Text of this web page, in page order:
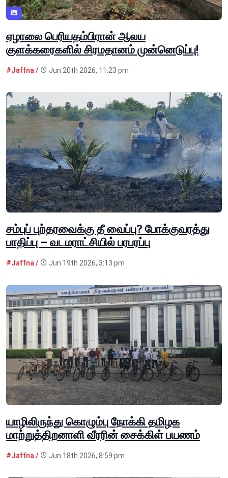
ஏழாலை பெரியதம்பிரான் ஆலய
குளக்கரைகளில் சிரமதானம் முன்னெடுப்பு!
#Jaffna / Jun 20th 2026, 11:23 pm
சம்புப் புற்தரவைக்கு தீ வைப்பு? போக்குவரத்து
பாதிப்பு – வடமராட்சியில் பரபரப்பு
#Jaffna / Jun 19th 2026, 3:13 pm
யாழிலிருந்து கொழும்பு நோக்கி தமிழக
மாற்றுத்திறனாளி வீரரின் சைக்கிள் பயணம்
#Jaffna / Jun 18th 2026, 8:59 pm